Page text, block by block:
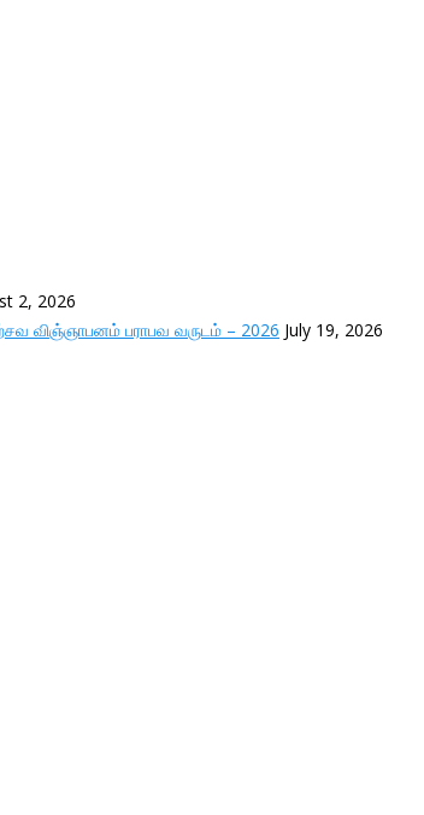
2, 2026
விஞ்ஞாபனம் பராபவ வருடம் – 2026 July 19, 2026